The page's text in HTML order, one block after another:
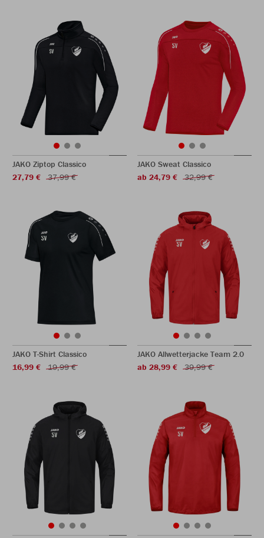
JAKO Ziptop Classico
27,79 €
37,99 €
JAKO Sweat Classico
ab 24,79 €
32,99 €
JAKO T-Shirt Classico
16,99 €
19,99 €
JAKO Allwetterjacke Team 2.0
ab 28,99 €
39,99 €